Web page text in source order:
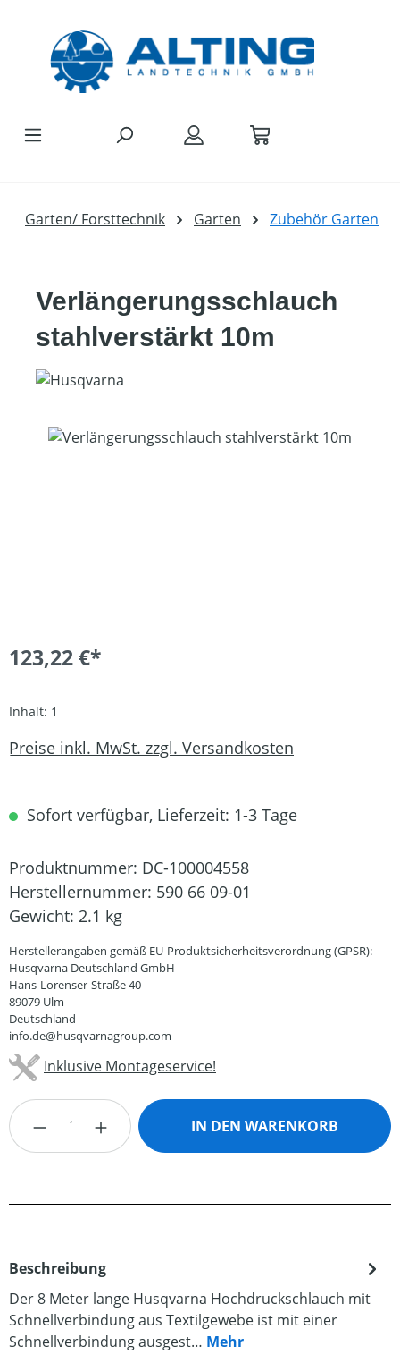
Garten/ Forsttechnik Garten Zubehör Garten
Verlängerungsschlauch
stahlverstärkt 10m
Bildergalerie überspringen
123,22 €*
Inhalt: 1
Preise inkl. MwSt. zzgl. Versandkosten
Sofort verfügbar, Lieferzeit: 1-3 Tage
Produktnummer: DC-100004558
Herstellernummer: 590 66 09-01
Gewicht: 2.1 kg
Herstellerangaben gemäß EU-Produktsicherheitsverordnung (GPSR):
Husqvarna Deutschland GmbH
Hans-Lorenser-Straße 40
89079 Ulm
Deutschland
info.de@husqvarnagroup.com
Inklusive Montageservice!
Produkt Anzahl: Gib den gewünschten
IN DEN WARENKORB
Beschreibung
Der 8 Meter lange Husqvarna Hochdruckschlauch mit
Schnellverbindung aus Textilgewebe ist mit einer
Schnellverbindung ausgest… Mehr